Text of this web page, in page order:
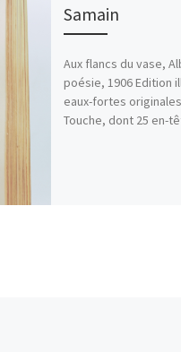
Samain
Aux flancs du vase,
poésie, 1906 Edition
eaux-fortes
Touche, dont 25 en-